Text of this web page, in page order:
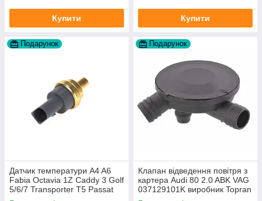
Купити Купити
Подарунок
Датчик температури A4 A6
Fabia Octavia 1Z Caddy 3 Golf
5/6/7 Transporter T5 Passat
B6 (колір сірий)
Подарунок
Клапан відведення повітря з
картера Audi 80 2.0 ABK VAG
037129101K виробник Topran
Німеччина